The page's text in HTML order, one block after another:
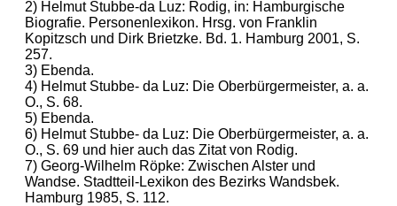
2) Helmut Stubbe-da Luz: Rodig, in: Hamburgische
Biografie. Personenlexikon. Hrsg. von Franklin
Kopitzsch und Dirk Brietzke. Bd. 1. Hamburg 2001, S.
257.
3) Ebenda.
4) Helmut Stubbe- da Luz: Die Oberbürgermeister, a. a.
O., S. 68.
5) Ebenda.
6) Helmut Stubbe- da Luz: Die Oberbürgermeister, a. a.
O., S. 69 und hier auch das Zitat von Rodig.
7) Georg-Wilhelm Röpke: Zwischen Alster und
Wandse. Stadtteil-Lexikon des Bezirks Wandsbek.
Hamburg 1985, S. 112.